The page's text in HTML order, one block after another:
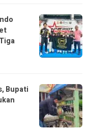
Bupati